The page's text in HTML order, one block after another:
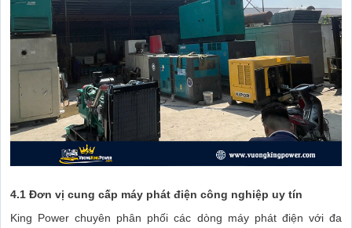
4.1 Đơn vị cung cấp máy phát điện công nghiệp uy tín
King Power chuyên phân phối các dòng máy phát điện với đa